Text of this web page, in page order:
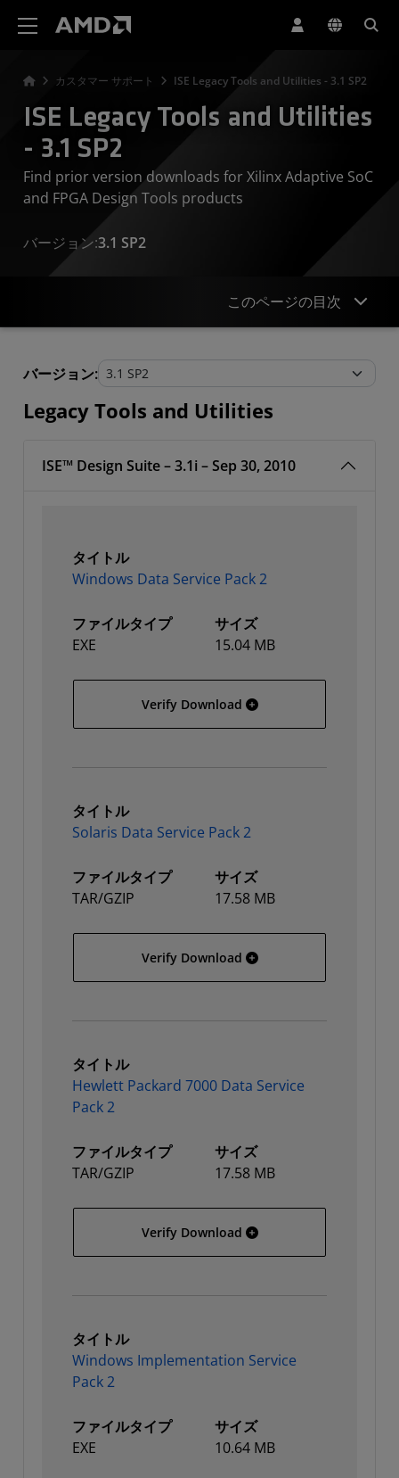
カスタマー サポート ISE Legacy Tools and Utilities - 3.1 SP2
ISE Legacy Tools and Utilities
- 3.1 SP2
Find prior version downloads for Xilinx Adaptive SoC
and FPGA Design Tools products
バージョン:3.1 SP2
このページの目次
Legacy Tools and Utilities
バージョン:
Legacy Tools and Utilities
ISE™ Design Suite – 3.1i – Sep 30, 2010
タイトル
Windows Data Service Pack 2
ファイルタイプ
EXE
サイズ
15.04 MB
Verify Download Windows Data Service
タイトル
Solaris Data Service Pack 2
ファイルタイプ
TAR/GZIP
サイズ
17.58 MB
Verify Download Solaris Data Service Pack
タイトル
Hewlett Packard 7000 Data Service
Pack 2
ファイルタイプ
TAR/GZIP
サイズ
17.58 MB
Verify Download Hewlett Packard 7000
タイトル
Windows Implementation Service
Pack 2
ファイルタイプ
EXE
サイズ
10.64 MB